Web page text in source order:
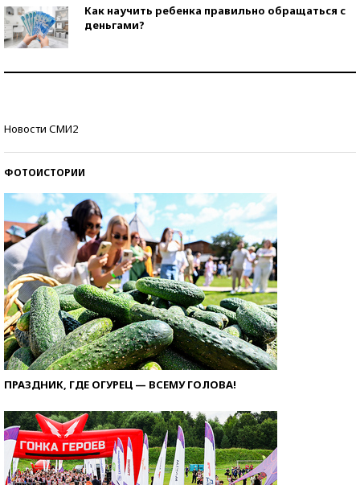
Как научить ребенка правильно обращаться с
деньгами?
Новости СМИ2
ФОТОИСТОРИИ
ПРАЗДНИК, ГДЕ ОГУРЕЦ — ВСЕМУ ГОЛОВА!